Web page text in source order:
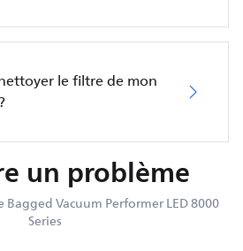
le filtre de mon
un problème
Vacuum Performer LED 8000
Series